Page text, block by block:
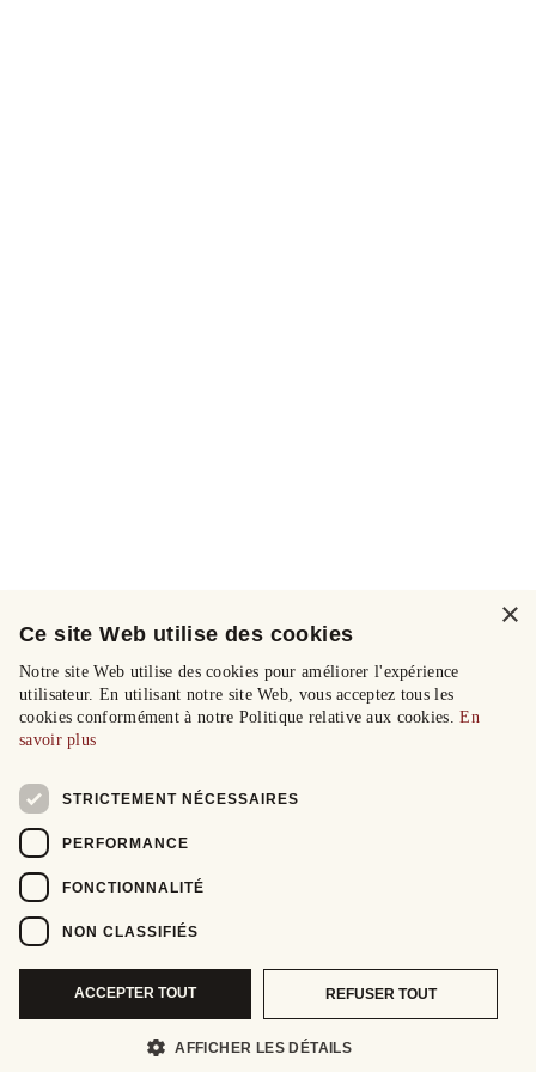
×
Ce site Web utilise des cookies
Notre site Web utilise des cookies pour améliorer l'expérience
utilisateur. En utilisant notre site Web, vous acceptez tous les
cookies conformément à notre Politique relative aux cookies.En
savoir plus
STRICTEMENT NÉCESSAIRES
PERFORMANCE
FONCTIONNALITÉ
NON CLASSIFIÉS
ACCEPTER TOUT REFUSER TOUT
AFFICHER LES DÉTAILS